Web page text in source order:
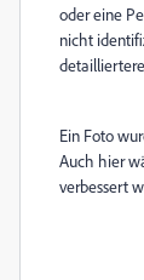
oder eine
nicht
Ein Foto
Auch hier
verbessert